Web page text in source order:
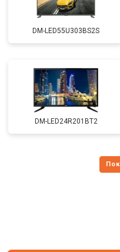
DM-LED55U303BS2S
DM-LED24R201BT2